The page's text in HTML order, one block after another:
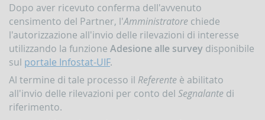
Dopo aver ricevuto conferma dell'avvenuto
censimento del Partner, l'Amministratore chiede
l'autorizzazione all'invio delle rilevazioni di interesse
utilizzando la funzione Adesione alle survey disponibile
sul portale Infostat-UIF.
Al termine di tale processo il Referente è abilitato
all'invio delle rilevazioni per conto del Segnalante di
riferimento.